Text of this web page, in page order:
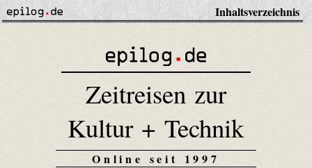
Inhaltsverzeichnis
Zeitreisen zur
Kultur + Technik
Online seit 1997